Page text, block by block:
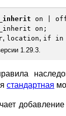
on
on;
, location, if in
1.29.3.
стандартная